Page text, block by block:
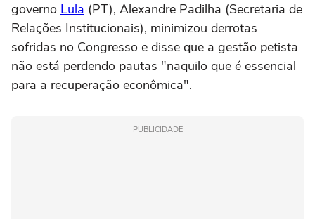
governo Lula (PT), Alexandre Padilha (Secretaria de
Relações Institucionais), minimizou derrotas
sofridas no Congresso e disse que a gestão petista
não está perdendo pautas "naquilo que é essencial
para a recuperação econômica".
PUBLICIDADE